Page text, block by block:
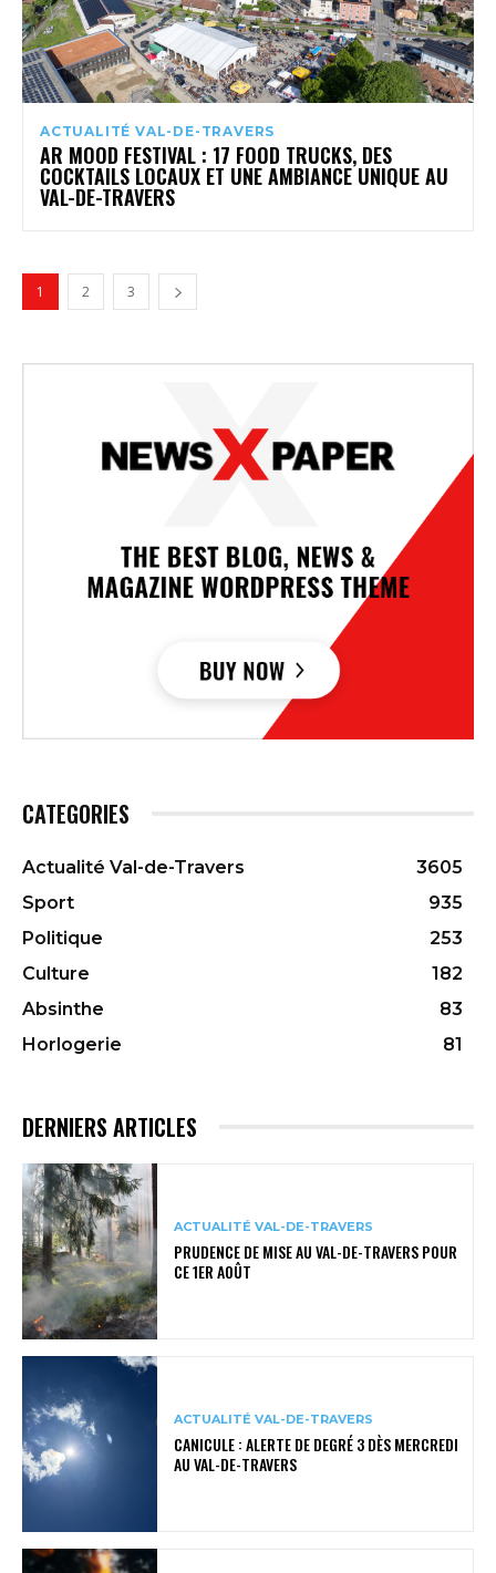
ACTUALITÉ VAL-DE-TRAVERS
AR MOOD FESTIVAL : 17 FOOD TRUCKS, DES
COCKTAILS LOCAUX ET UNE AMBIANCE UNIQUE AU
VAL-DE-TRAVERS
1 2 3
CATEGORIES
Actualité Val-de-Travers
3605
Sport
935
Politique
253
Culture
182
Absinthe
83
Horlogerie
81
DERNIERS ARTICLES
ACTUALITÉ VAL-DE-TRAVERS
PRUDENCE DE MISE AU VAL-DE-TRAVERS POUR
CE 1ER AOÛT
ACTUALITÉ VAL-DE-TRAVERS
CANICULE : ALERTE DE DEGRÉ 3 DÈS MERCREDI
AU VAL-DE-TRAVERS